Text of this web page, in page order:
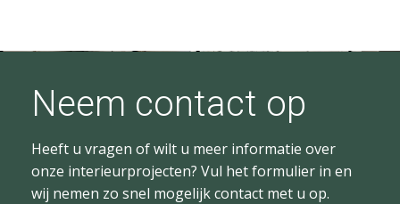
Neem contact op
Heeft u vragen of wilt u meer informatie over
onze interieurprojecten? Vul het formulier in en
wij nemen zo snel mogelijk contact met u op.